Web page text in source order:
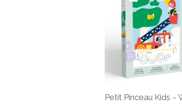
Petit Pinceau Kids –